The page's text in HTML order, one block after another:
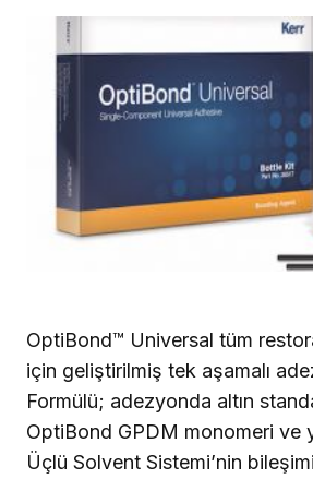
OptiBond™ Universal tüm
için geliştirilmiş tek aşamalı
Formülü; adezyonda altın
OptiBond GPDM monomeri ve
Üçlü Solvent Sistemi’nin